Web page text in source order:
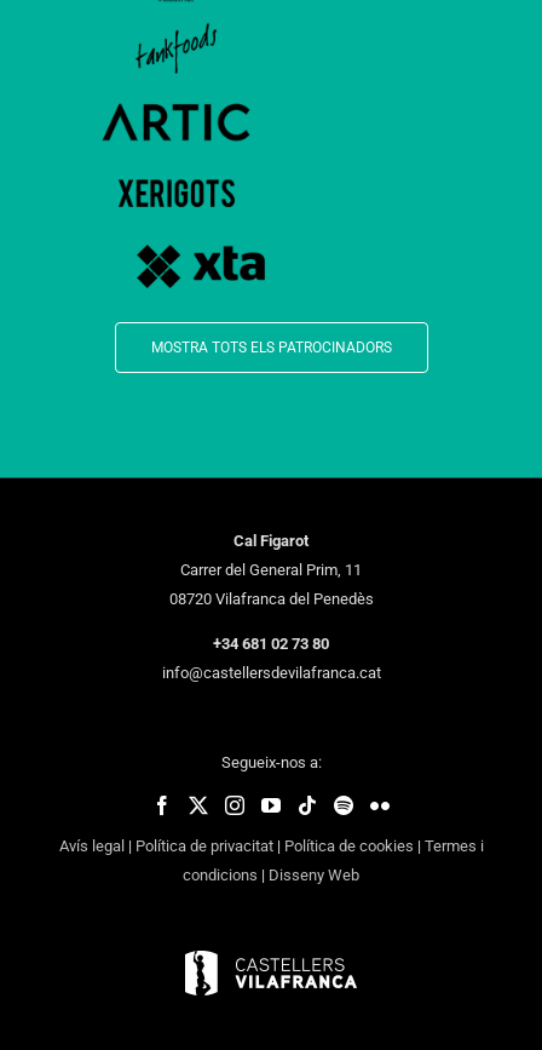
MOSTRA TOTS ELS PATROCINADORS
Cal Figarot
Carrer del General Prim, 11
08720 Vilafranca del Penedès
+34 681 02 73 80
info@castellersdevilafranca.cat
Segueix-nos a:
Avís legal | Política de privacitat| Política de cookies | Termes i
condicions | Disseny Web